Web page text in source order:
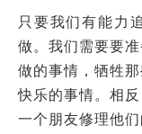
只要我们有能力
做。我们需要要
做的事情，牺牲
快乐的事情。相
一个朋友修理他